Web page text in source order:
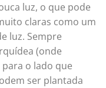
luz, o que pode
claras como um
luz. Sempre
(onde
o lado que
ser plantada